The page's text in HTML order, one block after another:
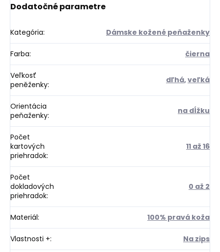
Dodatočné parametre
Kategória: Dámske kožené peňaženky
Farba: čierna
Veľkosť
peněženky: dľhá,veľká
Orientácia
peňaženky: na dĺžku
Počet
kartových
priehradok:
11 až 16
Počet
dokladových
priehradok:
0 až 2
Materiál: 100% pravá koža
Vlastnosti +: Na zips